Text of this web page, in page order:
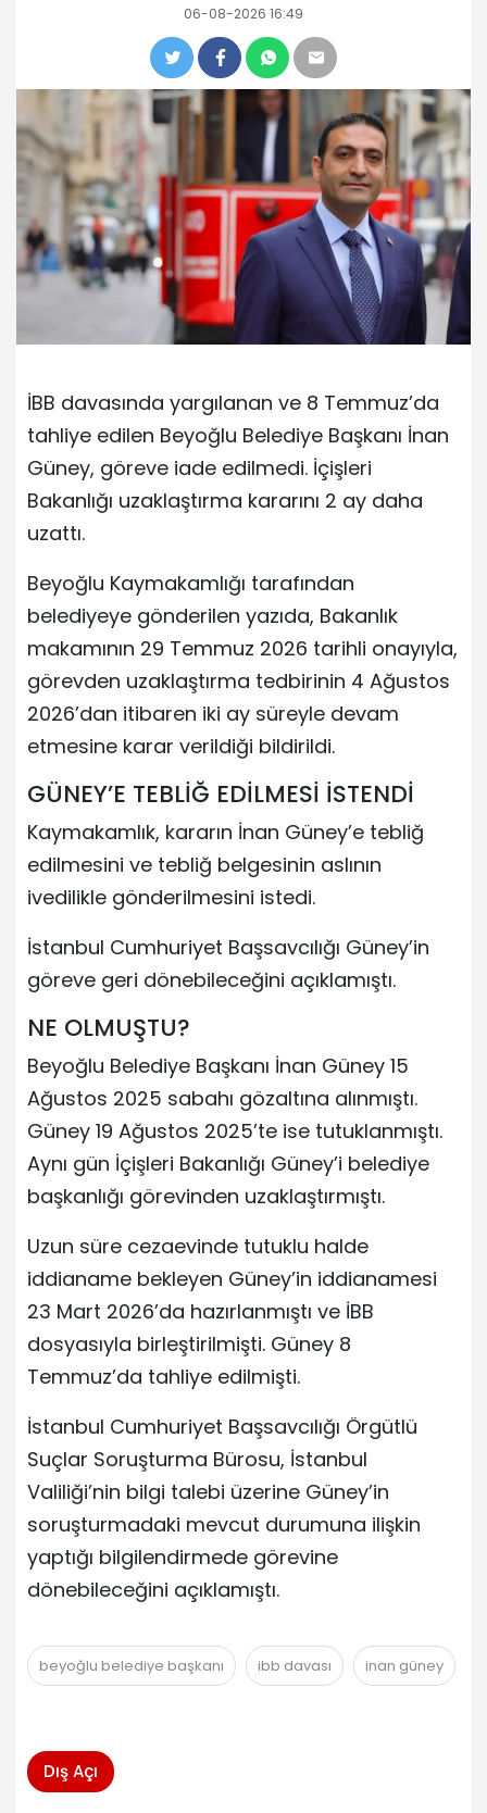
06-08-2026 16:49
İBB davasında yargılanan ve 8 Temmuz’da
tahliye edilen Beyoğlu Belediye Başkanı İnan
Güney, göreve iade edilmedi. İçişleri
Bakanlığı uzaklaştırma kararını 2 ay daha
uzattı.
Beyoğlu Kaymakamlığı tarafından
belediyeye gönderilen yazıda, Bakanlık
makamının 29 Temmuz 2026 tarihli onayıyla,
görevden uzaklaştırma tedbirinin 4 Ağustos
2026’dan itibaren iki ay süreyle devam
etmesine karar verildiği bildirildi.
GÜNEY’E TEBLİĞ EDİLMESİ İSTENDİ
Kaymakamlık, kararın İnan Güney’e tebliğ
edilmesini ve tebliğ belgesinin aslının
ivedilikle gönderilmesini istedi.
İstanbul Cumhuriyet Başsavcılığı Güney’in
göreve geri dönebileceğini açıklamıştı.
NE OLMUŞTU?
Beyoğlu Belediye Başkanı İnan Güney 15
Ağustos 2025 sabahı gözaltına alınmıştı.
Güney 19 Ağustos 2025’te ise tutuklanmıştı.
Aynı gün İçişleri Bakanlığı Güney’i belediye
başkanlığı görevinden uzaklaştırmıştı.
Uzun süre cezaevinde tutuklu halde
iddianame bekleyen Güney’in iddianamesi
23 Mart 2026’da hazırlanmıştı ve İBB
dosyasıyla birleştirilmişti. Güney 8
Temmuz’da tahliye edilmişti.
İstanbul Cumhuriyet Başsavcılığı Örgütlü
Suçlar Soruşturma Bürosu, İstanbul
Valiliği’nin bilgi talebi üzerine Güney’in
soruşturmadaki mevcut durumuna ilişkin
yaptığı bilgilendirmede görevine
dönebileceğini açıklamıştı.
beyoğlu belediye başkanı ibb davası inan güney
Dış Açı